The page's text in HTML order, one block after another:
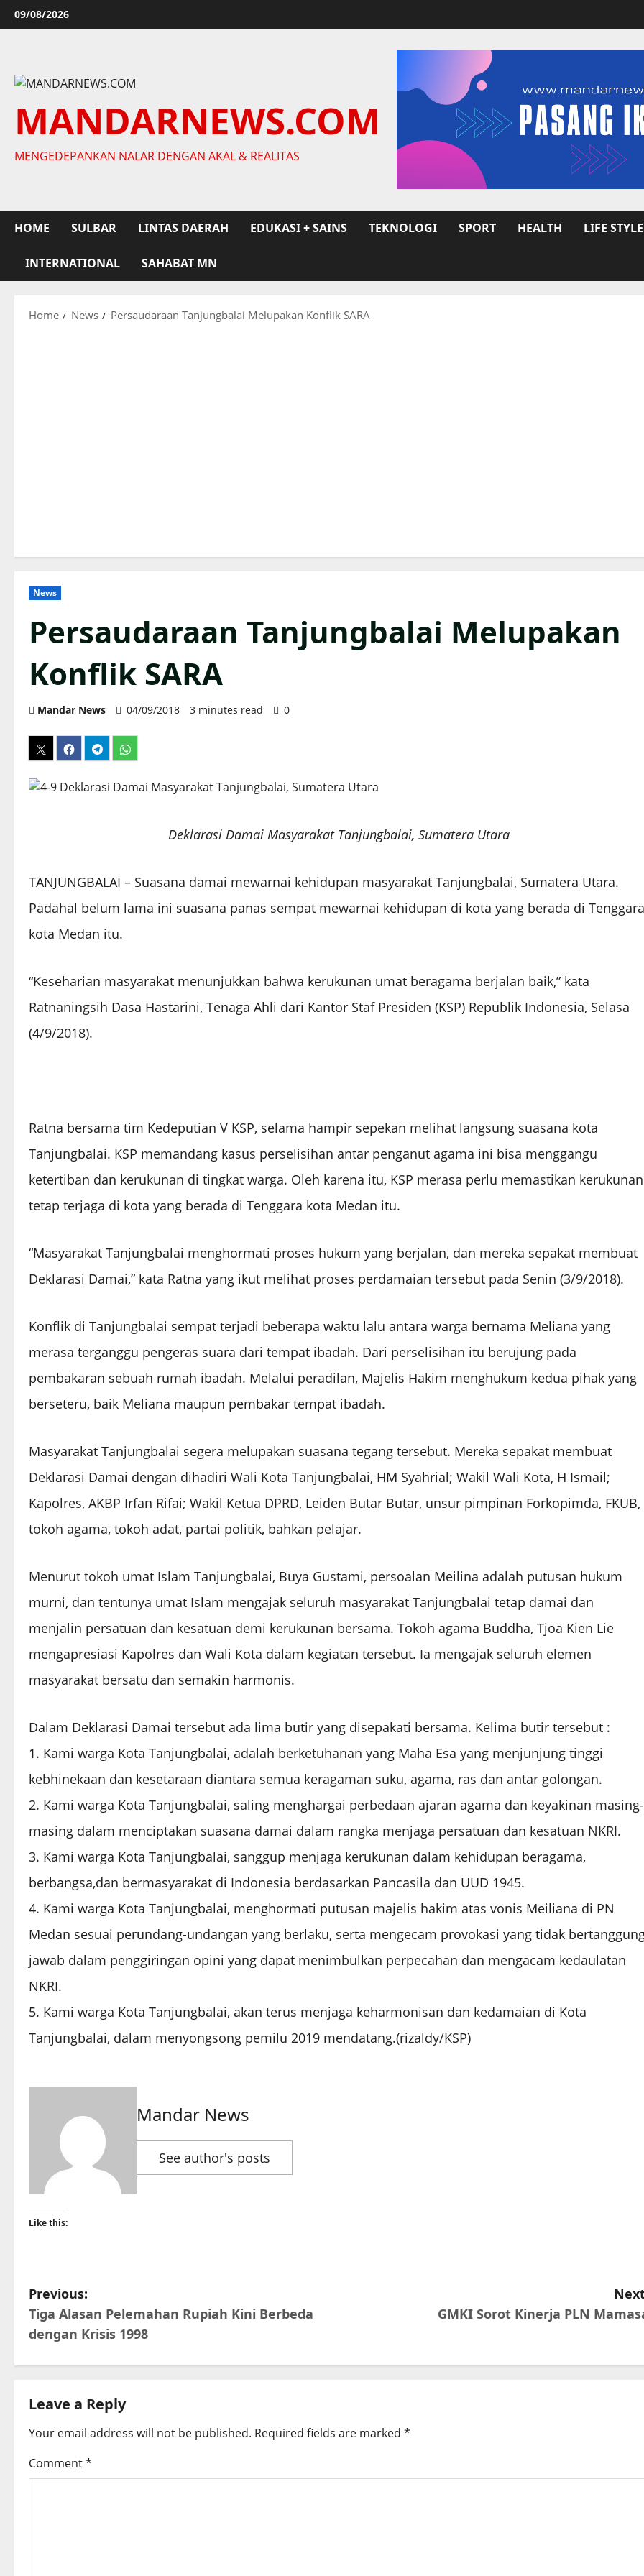
Skip
to
09/08/2026
MANDARNEWS.COM
MENGEDEPANKAN NALAR DENGAN AKAL & REALITAS
HOME SULBAR LINTAS DAERAH EDUKASI + SAINS TEKNOLOGI SPORT HEALTH LIFE STYLE
INTERNATIONAL SAHABAT MN
Home News Persaudaraan Tanjungbalai Melupakan Konflik SARA
News
Persaudaraan Tanjungbalai Melupakan
Konflik SARA
Mandar News 04/09/2018 3 minutes read 0
Deklarasi Damai Masyarakat Tanjungbalai, Sumatera Utara
TANJUNGBALAI – Suasana damai mewarnai kehidupan masyarakat Tanjungbalai, Sumatera Utara.
Padahal belum lama ini suasana panas sempat mewarnai kehidupan di kota yang berada di Tenggara
kota Medan itu.
“Keseharian masyarakat menunjukkan bahwa kerukunan umat beragama berjalan baik,” kata
Ratnaningsih Dasa Hastarini, Tenaga Ahli dari Kantor Staf Presiden (KSP) Republik Indonesia, Selasa
(4/9/2018).
Ratna bersama tim Kedeputian V KSP, selama hampir sepekan melihat langsung suasana kota
Tanjungbalai. KSP memandang kasus perselisihan antar penganut agama ini bisa menggangu
ketertiban dan kerukunan di tingkat warga. Oleh karena itu, KSP merasa perlu memastikan kerukunan
tetap terjaga di kota yang berada di Tenggara kota Medan itu.
“Masyarakat Tanjungbalai menghormati proses hukum yang berjalan, dan mereka sepakat membuat
Deklarasi Damai,” kata Ratna yang ikut melihat proses perdamaian tersebut pada Senin (3/9/2018).
Konflik di Tanjungbalai sempat terjadi beberapa waktu lalu antara warga bernama Meliana yang
merasa terganggu pengeras suara dari tempat ibadah. Dari perselisihan itu berujung pada
pembakaran sebuah rumah ibadah. Melalui peradilan, Majelis Hakim menghukum kedua pihak yang
berseteru, baik Meliana maupun pembakar tempat ibadah.
Masyarakat Tanjungbalai segera melupakan suasana tegang tersebut. Mereka sepakat membuat
Deklarasi Damai dengan dihadiri Wali Kota Tanjungbalai, HM Syahrial; Wakil Wali Kota, H Ismail;
Kapolres, AKBP Irfan Rifai; Wakil Ketua DPRD, Leiden Butar Butar, unsur pimpinan Forkopimda, FKUB,
tokoh agama, tokoh adat, partai politik, bahkan pelajar.
Menurut tokoh umat Islam Tanjungbalai, Buya Gustami, persoalan Meilina adalah putusan hukum
murni, dan tentunya umat Islam mengajak seluruh masyarakat Tanjungbalai tetap damai dan
menjalin persatuan dan kesatuan demi kerukunan bersama. Tokoh agama Buddha, Tjoa Kien Lie
mengapresiasi Kapolres dan Wali Kota dalam kegiatan tersebut. Ia mengajak seluruh elemen
masyarakat bersatu dan semakin harmonis.
Dalam Deklarasi Damai tersebut ada lima butir yang disepakati bersama. Kelima butir tersebut :
1. Kami warga Kota Tanjungbalai, adalah berketuhanan yang Maha Esa yang menjunjung tinggi
kebhinekaan dan kesetaraan diantara semua keragaman suku, agama, ras dan antar golongan.
2. Kami warga Kota Tanjungbalai, saling menghargai perbedaan ajaran agama dan keyakinan masing-
masing dalam menciptakan suasana damai dalam rangka menjaga persatuan dan kesatuan NKRI.
3. Kami warga Kota Tanjungbalai, sanggup menjaga kerukunan dalam kehidupan beragama,
berbangsa,dan bermasyarakat di Indonesia berdasarkan Pancasila dan UUD 1945.
4. Kami warga Kota Tanjungbalai, menghormati putusan majelis hakim atas vonis Meiliana di PN
Medan sesuai perundang-undangan yang berlaku, serta mengecam provokasi yang tidak
jawab dalam penggiringan opini yang dapat menimbulkan perpecahan dan mengacam kedaulatan
NKRI.
5. Kami warga Kota Tanjungbalai, akan terus menjaga keharmonisan dan kedamaian di Kota
Tanjungbalai, dalam menyongsong pemilu 2019 mendatang.(rizaldy/KSP)
Mandar News
See author's posts
Like this:
P
o
s
n
v
Previous:
Tiga Alasan Pelemahan Rupiah Kini Berbeda
dengan Krisis 1998
GMKI Sorot Kinerja PLN
Leave a Reply
Your email address will not be published. Required fields are marked *
Comment*